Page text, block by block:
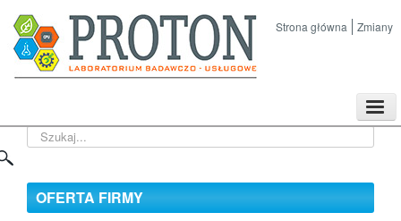
Strona główna Zmiany
Kontakt
Szukaj...
OFERTA FIRMY